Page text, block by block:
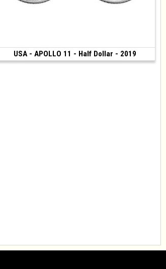
USA - APOLLO 11 - Half Dollar - 2019180 €
(2019 • San Francisco)